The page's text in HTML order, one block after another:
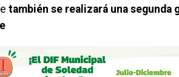
también se realizará una segunda